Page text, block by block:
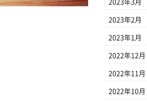
2023年3月
2023年2月
2023年1月
2022年12月
2022年11月
2022年10月